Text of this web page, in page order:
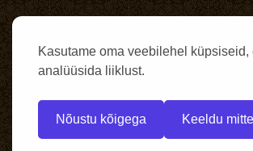
Kasutame oma veebilehel
analüüsida liiklust.
Nõustu kõigega Keeldu